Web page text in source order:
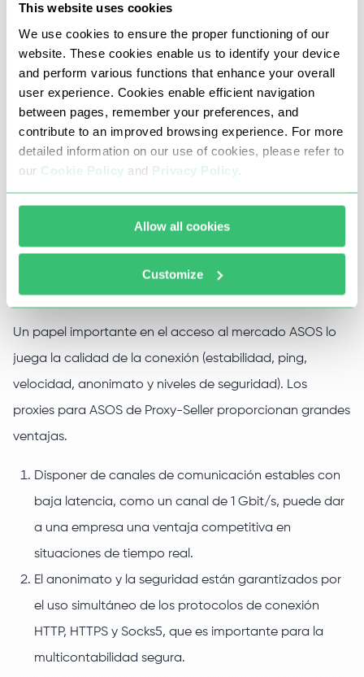
This website uses cookies
We use cookies to ensure the proper functioning of our
website. These cookies enable us to identify your device
and perform various functions that enhance your overall
user experience. Cookies enable efficient navigation
between pages, remember your preferences, and
contribute to an improved browsing experience. For more
detailed information on our use of cookies, please refer to
our Cookie Policy and Privacy Policy
Allow all cookies
Customize
productos para una región específica).
Utilizar un número ilimitado de cuentas desde un
mismo dispositivo (aumenta las posibilidades de
comprar un artículo único o varias copias).
Utilizar software botting (software especialmente
diseñado para automatizar las compras en ASOS).
Eludir las prohibiciones de los algoritmos de seguridad
de ASOS.
Ventajas de los proxies privados
para ASOS de Proxy-Seller
Un papel importante en el acceso al mercado ASOS lo
juega la calidad de la conexión (estabilidad, ping,
velocidad, anonimato y niveles de seguridad). Los
proxies para ASOS de Proxy-Seller proporcionan grandes
ventajas.
Disponer de canales de comunicación estables con
baja latencia, como un canal de 1 Gbit/s, puede dar
a una empresa una ventaja competitiva en
situaciones de tiempo real.
El anonimato y la seguridad están garantizados por
el uso simultáneo de los protocolos de conexión
HTTP, HTTPS y Socks5, que es importante para la
multicontabilidad segura.